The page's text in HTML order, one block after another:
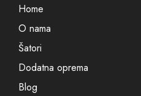
Home
O nama
Šatori
Dodatna oprema
Blog